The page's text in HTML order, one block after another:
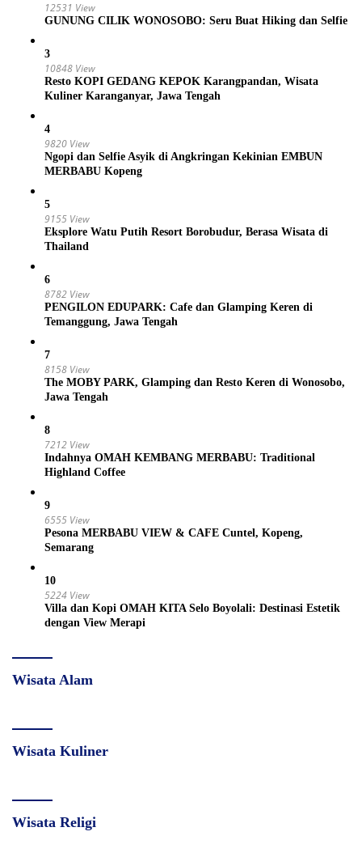
12531 View
GUNUNG CILIK WONOSOBO: Seru Buat Hiking dan Selfie
3
10848 View
Resto KOPI GEDANG KEPOK Karangpandan, Wisata
Kuliner Karanganyar, Jawa Tengah
4
9820 View
Ngopi dan Selfie Asyik di Angkringan Kekinian EMBUN
MERBABU Kopeng
5
9155 View
Eksplore Watu Putih Resort Borobudur, Berasa Wisata di
Thailand
6
8782 View
PENGILON EDUPARK: Cafe dan Glamping Keren di
Temanggung, Jawa Tengah
7
8158 View
The MOBY PARK, Glamping dan Resto Keren di Wonosobo,
Jawa Tengah
8
7212 View
Indahnya OMAH KEMBANG MERBABU: Traditional
Highland Coffee
9
6555 View
Pesona MERBABU VIEW & CAFE Cuntel, Kopeng,
Semarang
10
5224 View
Villa dan Kopi OMAH KITA Selo Boyolali: Destinasi Estetik
dengan View Merapi
Wisata Alam
Wisata Kuliner
Wisata Religi